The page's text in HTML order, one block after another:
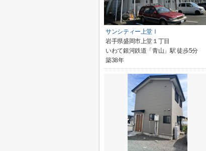
サンシティー上堂Ⅰ
岩手県盛岡市上堂１丁目
いわて銀河鉄道「青山」駅 徒歩5分
築38年